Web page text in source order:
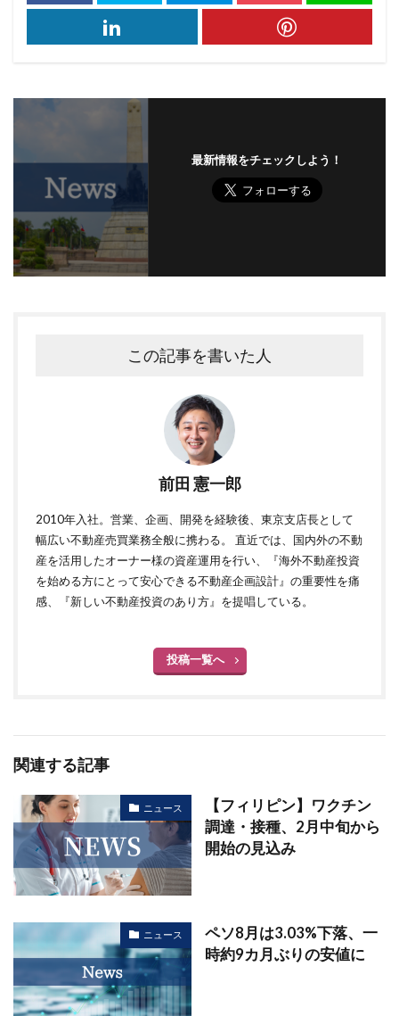
最新情報をチェックしよう！
この記事を書いた人
前田 憲一郎
2010年入社。営業、企画、開発を経験後、東京支店長として
幅広い不動産売買業務全般に携わる。 直近では、国内外の不動
産を活用したオーナー様の資産運用を行い、『海外不動産投資
を始める方にとって安心できる不動産企画設計』の重要性を痛
感、『新しい不動産投資のあり方』を提唱している。
投稿一覧へ
関連する記事
ニュース
【フィリピン】ワクチン
調達・接種、2月中旬から
開始の見込み
ニュース
ペソ8月は3.03%下落、一
時約9カ月ぶりの安値に